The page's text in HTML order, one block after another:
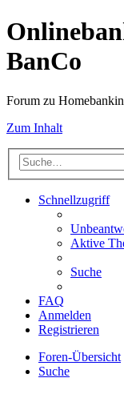
BanCo
Forum zu
Zum Inhalt
Schnellzugriff
Aktive
Suche
FAQ
Anmelden
Registrieren
Foren-Übersicht
Suche